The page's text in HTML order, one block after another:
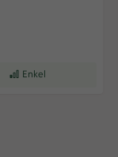
60 min att tillaga
Receptet har Enkel
Enkel